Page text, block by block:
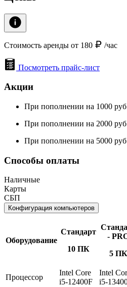
Стоимость аренды от 180 /час
Посмотреть прайс-лист
Акции
При пополнении на 1000
При пополнении на 2000
При пополнении на 5000
Способы оплаты
Наличные
Карты
СБП
Конфигурация компьютеров
Оборудование
Стандарт
10 ПК
-
5 ПК
Процессор
Intel Core
i5-12400F
Intel
i5-